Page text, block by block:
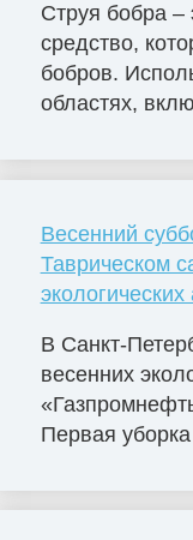
Струя бобра –
средство,
бобров.
областях,
Весенний
Таврическом
В Санкт-
весенних
Первая